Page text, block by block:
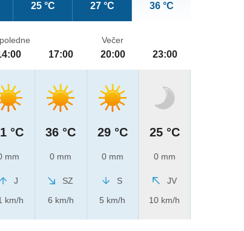
25 °C 27 °C 36 °C
°C
mm
J
km/h
17:00
36 °C
0 mm
SZ
6 km/h
Večer
20:00
29 °C
0 mm
S
5 km/h
23:00
25 °C
0 mm
JV
10 km/h